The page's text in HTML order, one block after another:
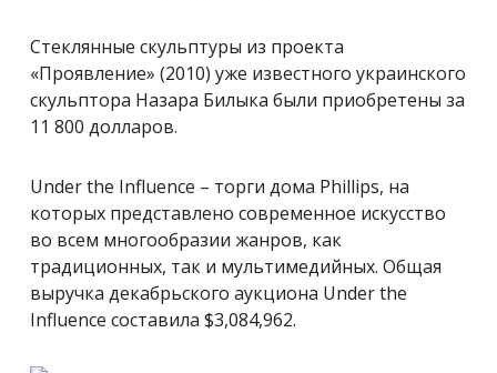
Стеклянные скульптуры из проекта
«Проявление» (2010) уже известного украинского
скульптора Назара Билыка были приобретены за
11 800 долларов.
Under the Influence – торги дома Phillips, на
которых представлено современное искусство
во всем многообразии жанров, как
традиционных, так и мультимедийных. Общая
выручка декабрьского аукциона Under the
Influence составила $3,084,962.